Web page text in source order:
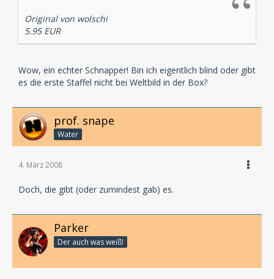
Original von wolschi
5.95 EUR
Wow, ein echter Schnapper! Bin ich eigentlich blind oder gibt
es die erste Staffel nicht bei Weltbild in der Box?
prof. snape
Water
4. März 2008
Doch, die gibt (oder zumindest gab) es.
Parker
Der auch was weiß!